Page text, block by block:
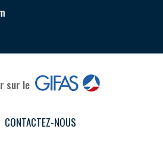
sur le
CONTACTEZ-NOUS